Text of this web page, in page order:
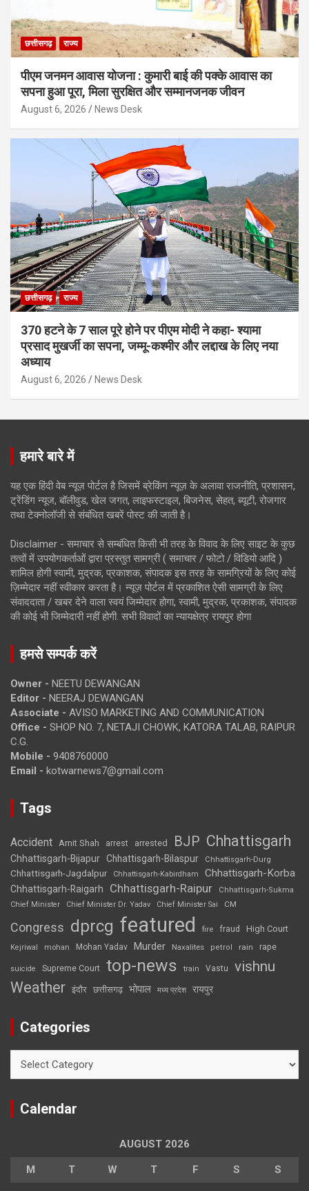
छत्तीसगढ़ राज्य
पीएम जनमन आवास योजना : कुमारी बाई की पक्के आवास का
सपना हुआ पूरा, मिला सुरक्षित और सम्मानजनक जीवन
August 6, 2026 News Desk
छत्तीसगढ़ राज्य
370 हटने के 7 साल पूरे होने पर पीएम मोदी ने कहा- श्यामा
प्रसाद मुखर्जी का सपना, जम्मू-कश्मीर और लद्दाख के लिए नया
अध्याय
August 6, 2026 News Desk
हमारे बारे में
यह एक हिंदी वेब न्यूज़ पोर्टल है जिसमें ब्रेकिंग न्यूज़ के अलावा राजनीति, प्रशासन,
ट्रेंडिंग न्यूज, बॉलीवुड, खेल जगत, लाइफस्टाइल, बिजनेस, सेहत, ब्यूटी, रोजगार
तथा टेक्नोलॉजी से संबंधित खबरें पोस्ट की जाती है।
Disclaimer - समाचार से सम्बंधित किसी भी तरह के विवाद के लिए साइट के कुछ
तत्वों में उपयोगकर्ताओं द्वारा प्रस्तुत सामग्री ( समाचार / फोटो / विडियो आदि )
शामिल होगी स्वामी, मुद्रक, प्रकाशक, संपादक इस तरह के सामग्रियों के लिए कोई
ज़िम्मेदार नहीं स्वीकार करता है। न्यूज़ पोर्टल में प्रकाशित ऐसी सामग्री के लिए
संवाददाता / खबर देने वाला स्वयं जिम्मेदार होगा, स्वामी, मुद्रक, प्रकाशक, संपादक
की कोई भी जिम्मेदारी नहीं होगी. सभी विवादों का न्यायक्षेत्र रायपुर होगा
हमसे सम्पर्क करें
Owner - NEETU DEWANGAN
Editor - NEERAJ DEWANGAN
Associate - AVISO MARKETING AND COMMUNICATION
Office - SHOP NO. 7, NETAJI CHOWK, KATORA TALAB, RAIPUR
C.G.
Mobile - 9408760000
Email - kotwarnews7@gmail.com
Tags
Accident Amit Shah arrest arrested BJP Chhattisgarh
Chhattisgarh-Bijapur Chhattisgarh-Bilaspur Chhattisgarh-Durg
Chhattisgarh-Jagdalpur Chhattisgarh-Kabirdham Chhattisgarh-Korba
Chhattisgarh-Raigarh Chhattisgarh-Raipur
Chhattisgarh-Sukma
Chief Minister
Chief Minister Dr. Yadav Chief Minister Sai CM
Congress dprcg featured fire fraud High Court
Kejriwal mohan Mohan Yadav Murder Naxalites petrol rain rape
suicide Supreme Court top-news train Vastu vishnu
Weather इंदौर छत्तीसगढ़ भोपाल मध्य प्रदेश रायपुर
Categories
Calendar
AUGUST 2026
M T W T F S S